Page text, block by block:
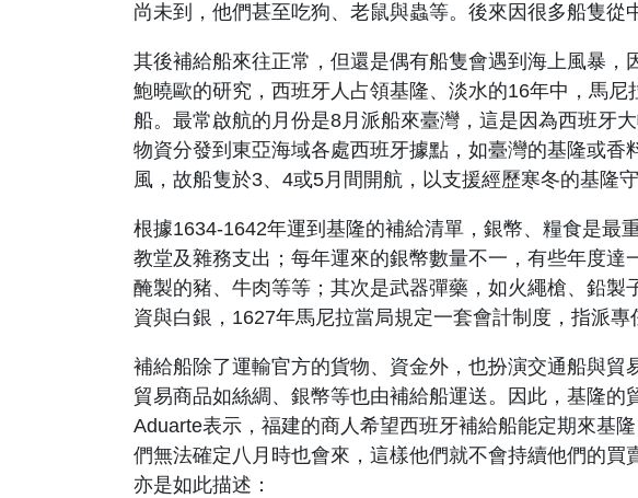
尚未到，他們甚至吃狗、老鼠與蟲等。後來因很多船隻從
其後補給船來往正常，但還是偶有船隻會遇到海上風暴
鮑曉歐的研究，西班牙人占領基隆、淡水的16年中，馬尼
船。最常啟航的月份是8月派船來臺灣，這是因為西班牙
物資分發到東亞海域各處西班牙據點，如臺灣的基隆或香
風，故船隻於3、 4或5月間開航，以支援經歷寒冬的基隆
根據1634-1642年運到基隆的補給清單，銀幣、糧食是最
教堂及雜務支出；每年運來的銀幣數量不一，有些年度達
醃製的豬、牛肉等等；其次是武器彈藥，如火繩槍、鉛
資與白銀， 1627年馬尼拉當局規定一套會計制度，指派
補給船除了運輸官方的貨物、資金外，也扮演交通船與
貿易商品如絲綢、銀幣等也由補給船運送。因此， 基隆的
Aduarte表示 ，福建的商人希望西班牙補給船能定期來基
們無法確定八月時也會來，這樣他們就不會持續他們的買
亦是如此描述：